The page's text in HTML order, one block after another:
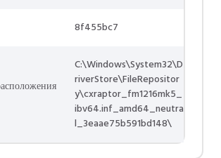
8f455bc7
C:\Windows\System32\D
riverStore\FileRepositor
y\cxraptor_fm1216mk5_
ibv64.inf_amd64_neutra
l_3eaae75b591bd148\